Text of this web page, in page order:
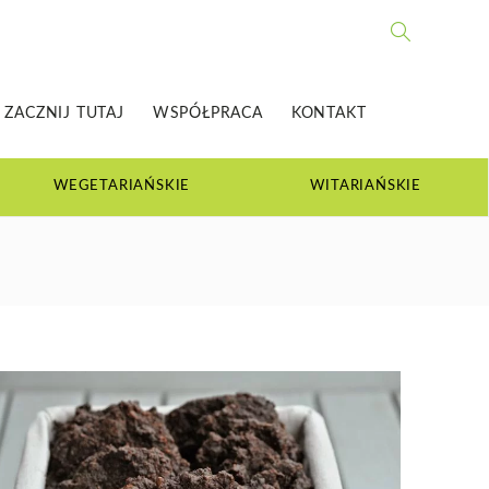
DLA CAŁEJ
RODZINYWEGETARIAŃSKIE WITARIAŃSKIE
ZACZNIJ TUTAJ WSPÓŁPRACA KONTAKT